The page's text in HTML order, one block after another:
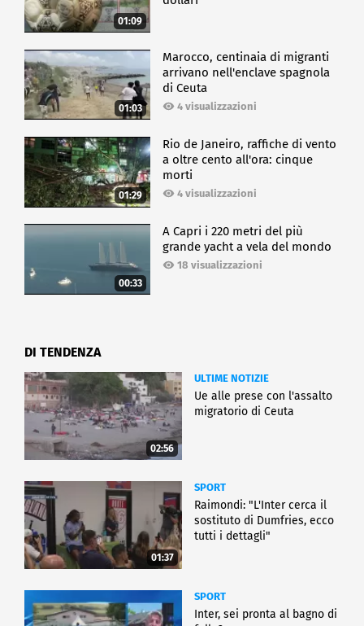
01:09
01:03
Marocco, centinaia di migranti
arrivano nell'enclave spagnola
di Ceuta
4 visualizzazioni
01:29
Rio de Janeiro, raffiche di vento
a oltre cento all'ora: cinque
morti
4 visualizzazioni
00:33
A Capri i 220 metri del più
grande yacht a vela del mondo
18 visualizzazioni
DI TENDENZA
02:56
ULTIME NOTIZIE
Ue alle prese con l'assalto
migratorio di Ceuta
01:37
SPORT
Raimondi: "L'Inter cerca il
sostituto di Dumfries, ecco
tutti i dettagli"
SPORT
Inter, sei pronta al bagno di